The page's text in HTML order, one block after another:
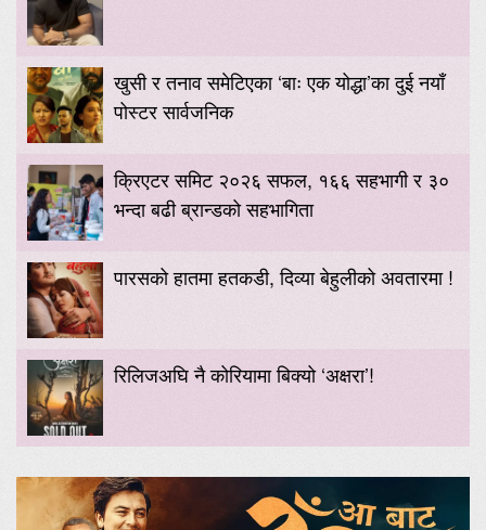
खुसी र तनाव समेटिएका ‘बाः एक योद्धा’का दुई नयाँ
पोस्टर सार्वजनिक
क्रिएटर समिट २०२६ सफल, १६६ सहभागी र ३०
भन्दा बढी ब्रान्डको सहभागिता
पारसको हातमा हतकडी, दिव्या बेहुलीको अवतारमा !
रिलिजअघि नै कोरियामा बिक्यो ‘अक्षरा’!